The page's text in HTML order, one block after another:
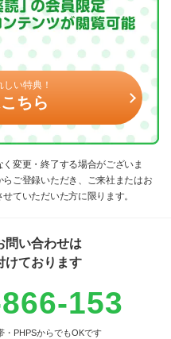
い特典！
ちら
変更・終了する場合がございま
ご登録いただき、ご来社またはお
ていただいた方に限ります。
問い合わせは
けております
153
・PHPSからでもOKです